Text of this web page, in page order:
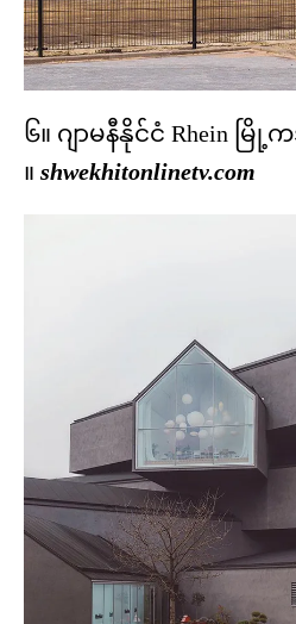
၆။ ဂျာမနီနိုင်ငံ Rhein
။ shwekhitonlinetv.com